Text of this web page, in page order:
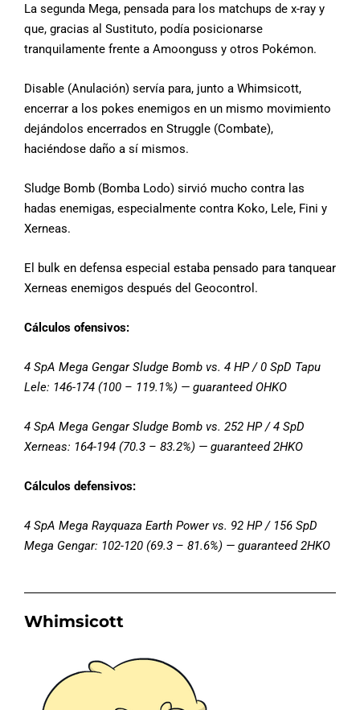
La segunda Mega, pensada para los matchups de x-ray y
que, gracias al Sustituto, podía posicionarse
tranquilamente frente a Amoonguss y otros Pokémon.
Disable (Anulación) servía para, junto a Whimsicott,
encerrar a los pokes enemigos en un mismo movimiento
dejándolos encerrados en Struggle (Combate),
haciéndose daño a sí mismos.
Sludge Bomb (Bomba Lodo) sirvió mucho contra las
hadas enemigas, especialmente contra Koko, Lele, Fini y
Xerneas.
El bulk en defensa especial estaba pensado para tanquear
Xerneas enemigos después del Geocontrol.
Cálculos ofensivos:
4 SpA Mega Gengar Sludge Bomb vs. 4 HP / 0 SpD Tapu
Lele: 146-174 (100 – 119.1%) — guaranteed OHKO
4 SpA Mega Gengar Sludge Bomb vs. 252 HP / 4 SpD
Xerneas: 164-194 (70.3 – 83.2%) — guaranteed 2HKO
Cálculos defensivos:
4 SpA Mega Rayquaza Earth Power vs. 92 HP / 156 SpD
Mega Gengar: 102-120 (69.3 – 81.6%) — guaranteed 2HKO
Whimsicott